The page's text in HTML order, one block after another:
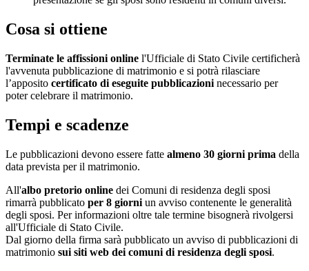
Cosa si ottiene
Terminate le affissioni online l'Ufficiale di Stato Civile certificherà
l'avvenuta pubblicazione di matrimonio e si potrà rilasciare
l’apposito certificato di eseguite pubblicazioni necessario per
poter celebrare il matrimonio.
Tempi e scadenze
Le pubblicazioni devono essere fatte almeno 30 giorni prima della
data prevista per il matrimonio.
All'albo pretorio online dei Comuni di residenza degli sposi
rimarrà pubblicato per 8 giorni un avviso contenente le generalità
degli sposi. Per informazioni oltre tale termine bisognerà rivolgersi
all'Ufficiale di Stato Civile.
Dal giorno della firma sarà pubblicato un avviso di pubblicazioni di
matrimonio sui siti web dei comuni di residenza degli sposi.